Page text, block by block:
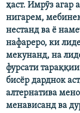
ҳаст. Имрӯз агар
нигарем,
нестанд ва ё
нафареро, ки
мекунанд, на
фурсати
бисёр дарднок
алтернатива
менависанд ва